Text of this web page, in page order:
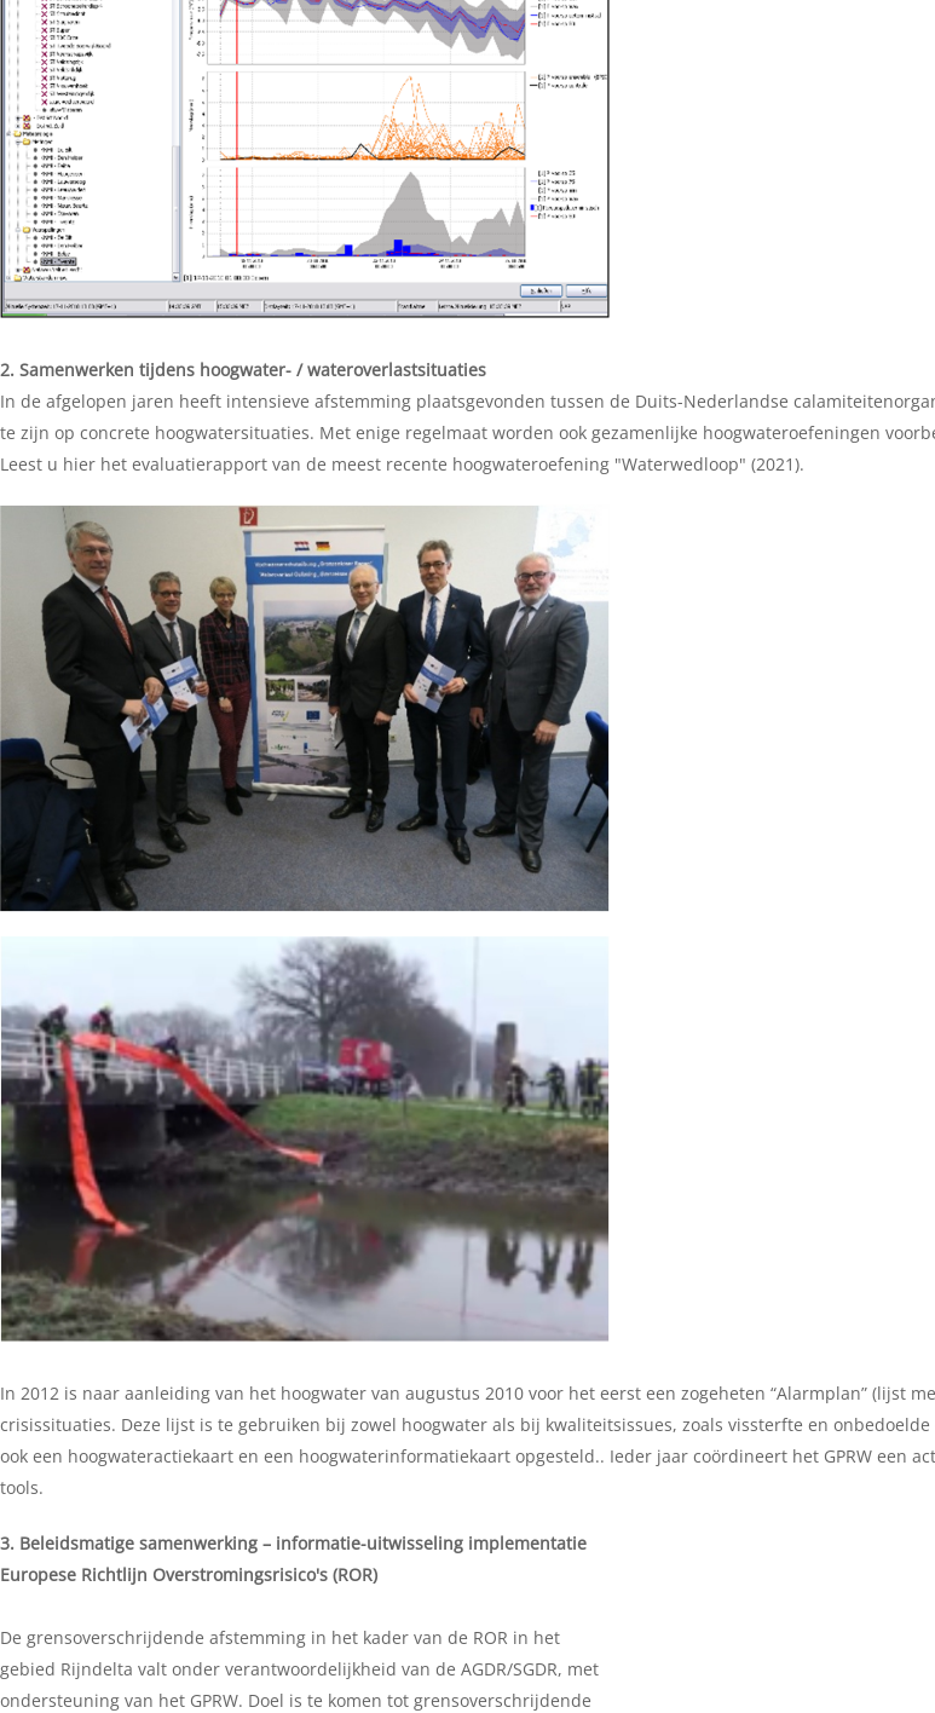
2. Samenwerken tijdens hoogwater- / wateroverlastsituaties
In de afgelopen jaren heeft intensieve afstemming plaatsgevonden tussen de Duits-Nederlandse
te zijn op concrete hoogwatersituaties. Met enige regelmaat worden ook gezamenlijke hoogwateroefeningen
Leest u hier het evaluatierapport van de meest recente hoogwateroefening "Waterwedloop" (2021).
In 2012 is naar aanleiding van het hoogwater van augustus 2010 voor het eerst een zogeheten “Alarmplan” (lijst
crisissituaties. Deze lijst is te gebruiken bij zowel hoogwater als bij kwaliteitsissues, zoals vissterfte en
ook een hoogwateractiekaart en een hoogwaterinformatiekaart opgesteld.. Ieder jaar coördineert het GPRW een
tools.
3. Beleidsmatige samenwerking – informatie-uitwisseling implementatie
Europese Richtlijn Overstromingsrisico's (ROR)
De grensoverschrijdende afstemming in het kader van de ROR in het
gebied Rijndelta valt onder verantwoordelijkheid van de AGDR/SGDR, met
ondersteuning van het GPRW. Doel is te komen tot grensoverschrijdende